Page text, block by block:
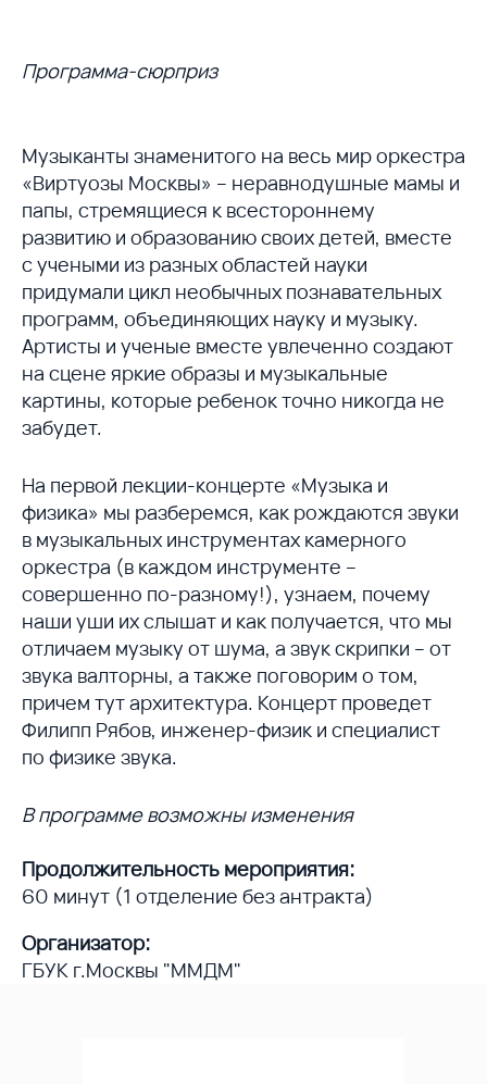
Программа-сюрприз
Музыканты знаменитого на весь мир оркестра
«Виртуозы Москвы» – неравнодушные мамы и
папы, стремящиеся к всестороннему
развитию и образованию своих детей, вместе
с учеными из разных областей науки
придумали цикл необычных познавательных
программ, объединяющих науку и музыку.
Артисты и ученые вместе увлеченно создают
на сцене яркие образы и музыкальные
картины, которые ребенок точно никогда не
забудет.
На первой лекции-концерте «Музыка и
физика» мы разберемся, как рождаются звуки
в музыкальных инструментах камерного
оркестра (в каждом инструменте –
совершенно по-разному!), узнаем, почему
наши уши их слышат и как получается, что мы
отличаем музыку от шума, а звук скрипки – от
звука валторны, а также поговорим о том,
причем тут архитектура. Концерт проведет
Филипп Рябов, инженер-физик и специалист
по физике звука.
В программе возможны изменения
Продолжительность мероприятия:
60 минут (1 отделение без антракта)
Организатор:
ГБУК г.Москвы "ММДМ"